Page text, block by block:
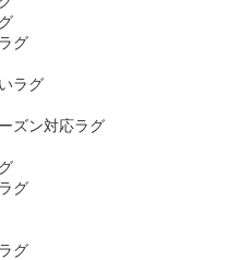
グ
ラグ
ズン対応ラグ
グ
グ